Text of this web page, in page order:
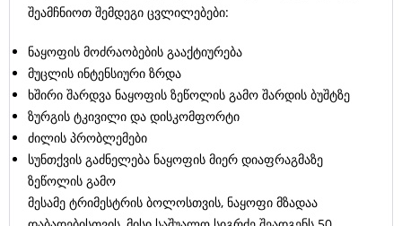
შეამჩნიოთ შემდეგი ცვლილებები:
ნაყოფის მოძრაობების გააქტიურება
მუცლის ინტენსიური ზრდა
ხშირი შარდვა ნაყოფის ზეწოლის გამო შარდის ბუშტზე
ზურგის ტკივილი და დისკომფორტი
ძილის პრობლემები
სუნთქვის გაძნელება ნაყოფის მიერ დიაფრაგმაზე
ზეწოლის გამო
მესამე ტრიმესტრის ბოლოსთვის, ნაყოფი მზადაა